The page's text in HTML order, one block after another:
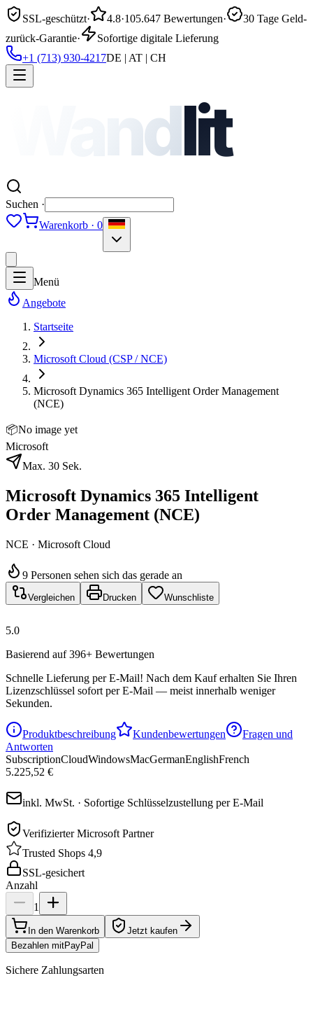
SSL-geschützt· 4.8·105.647 Bewertungen·
30 Tage Geld-
zurück-Garantie·
Sofortige digitale Lieferung
+1 (713) 930-4217DE | AT | CH
Wandlit
Suchen ·
Warenkorb · 0
Menü
Angebote
Startseite
Microsoft Cloud (CSP / NCE)
Microsoft Dynamics 365 Intelligent Order Management
(NCE)
📦No image yet
Microsoft
Max. 30 Sek.
Microsoft Dynamics 365 Intelligent
Order Management (NCE)
NCE · Microsoft Cloud
9 Personen sehen sich das gerade an
Vergleichen Drucken Wunschliste
5.0
Basierend auf 396+ Bewertungen
Schnelle Lieferung per E-Mail! Nach dem Kauf erhalten Sie Ihren
Lizenzschlüssel sofort per E-Mail — meist innerhalb weniger
Sekunden.
Produktbeschreibung Kundenbewertungen
Fragen und
Antworten
SubscriptionCloudWindowsMacGermanEnglishFrench
5.225,52 €
inkl. MwSt. · Sofortige Schlüsselzustellung per E-Mail
Verifizierter Microsoft Partner
Trusted Shops 4,9
SSL-gesichert
Anzahl
1
In den Warenkorb
Jetzt kaufen
Bezahlen mitPayPal
Sichere Zahlungsarten